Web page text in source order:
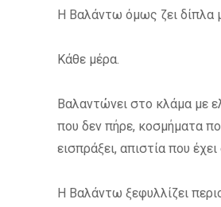
Η Βαλάντω όμως ζει δίπλα
Κάθε μέρα.
Βαλαντώνει στο κλάμα με
που δεν πήρε, κοσμήματα
εισπράξει, απιστία που
Η Βαλάντω ξεφυλλίζει